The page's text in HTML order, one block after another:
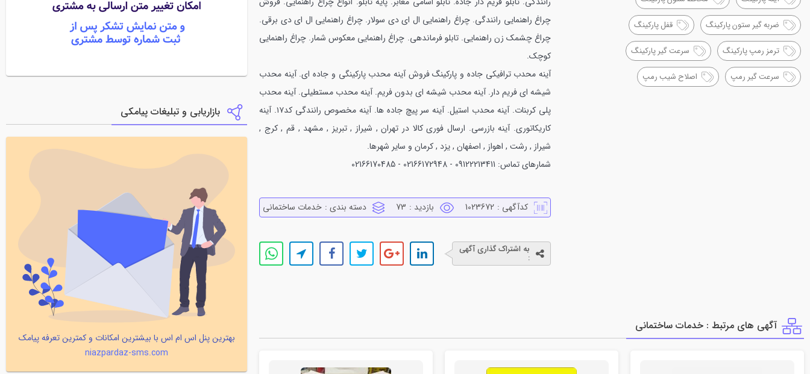
ضربه گیر ستون پارکینگ قفل پارکینگ
ترمز رمپ پارکینگ سرعت گیر پارکینگ
سرعت گیر رمپ اصلاح شیب رمپ
چراغ راهنمایی رانندگی. چراغ راهنمایی ال ای دی سولار. چراغ راهنمایی ال ای دی برقی.
چراغ چشمک زن راهنمایی. تابلو فرماندهی. چراغ راهنمایی معکوس شمار. چراغ راهنمایی
کوچک.
آینه محدب ترافیکی جاده و پارکینگفروش آینه محدب پارکینگی و جاده ای. آینه محدب
شیشه ای فریم دار. آینه محدب شیشه ای بدون فریم. آینه محدب مستطیلی. آینه محدب
پلی کربنات. آینه محدب استیل. آینه سر پیچ جاده ها. آینه مخصوص رانندگی کد۱۷. آینه
کاریکاتوری. آینه بازرسی. ارسال فوری کالا در تهران , شیراز , تبریز , مشهد , قم , کرج ,
شیراز , رشت , اهواز , اصفهان , یزد , کرمان و سایر شهرها.
شمارهای تماس: 09122213411 - 02166172948 - 02166170485
کدآگهی : 1023672 بازدید : 73 دسته بندی : خدمات ساختماني
به اشتراک گذاری آگهی
:
آگهی های مرتبط : خدمات ساختماني
بازاریابی و تبلیغات پیامکی
بهترین پنل اس ام اس با بیشترین امکانات و کمترین تعرفه پیامک
niazpardaz-sms.com